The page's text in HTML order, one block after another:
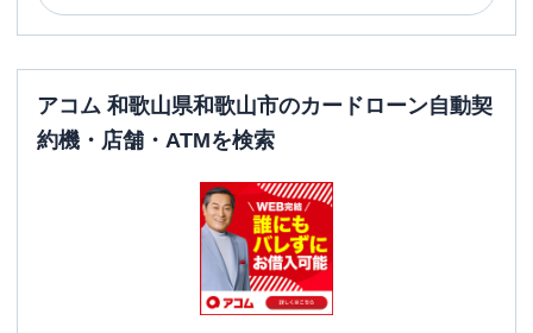
アコム 和歌山県和歌山市のカードローン自動契
約機・店舗・ATMを検索